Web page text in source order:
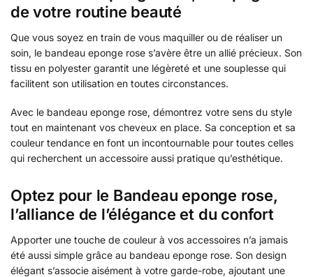
de votre routine beauté
Que vous soyez en train de vous maquiller ou de réaliser un
soin, le bandeau eponge rose s’avère être un allié précieux. Son
tissu en polyester garantit une légèreté et une souplesse qui
facilitent son utilisation en toutes circonstances.
Avec le bandeau eponge rose, démontrez votre sens du style
tout en maintenant vos cheveux en place. Sa conception et sa
couleur tendance en font un incontournable pour toutes celles
qui recherchent un accessoire aussi pratique qu’esthétique.
Optez pour le Bandeau eponge rose,
l’alliance de l’élégance et du confort
Apporter une touche de couleur à vos accessoires n’a jamais
été aussi simple grâce au bandeau eponge rose. Son design
élégant s’associe aisément à votre garde-robe, ajoutant une